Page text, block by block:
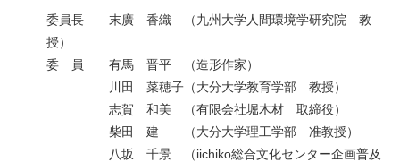
委員長 末廣 香織 （九州大学人間環境学研究院 教
授）
委 員 有馬 晋平 （造形作家）
川田 菜穂子（大分大学教育学部 教授）
志賀 和美 （有限会社堀木材 取締役）
柴田 建 （大分大学理工学部 准教授）
八坂 千景 （iichiko総合文化センター企画普及